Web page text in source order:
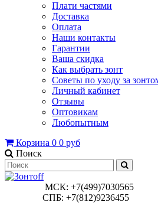
Плати частями
Доставка
Оплата
Наши контакты
Гарантии
Ваша скидка
Как выбрать зонт
Советы по уходу за
Личный кабинет
Отзывы
Оптовикам
Любопытным
Корзина 0 0 руб
Поиск
МСК: +7(499)7030565
СПБ: +7(812)9236455